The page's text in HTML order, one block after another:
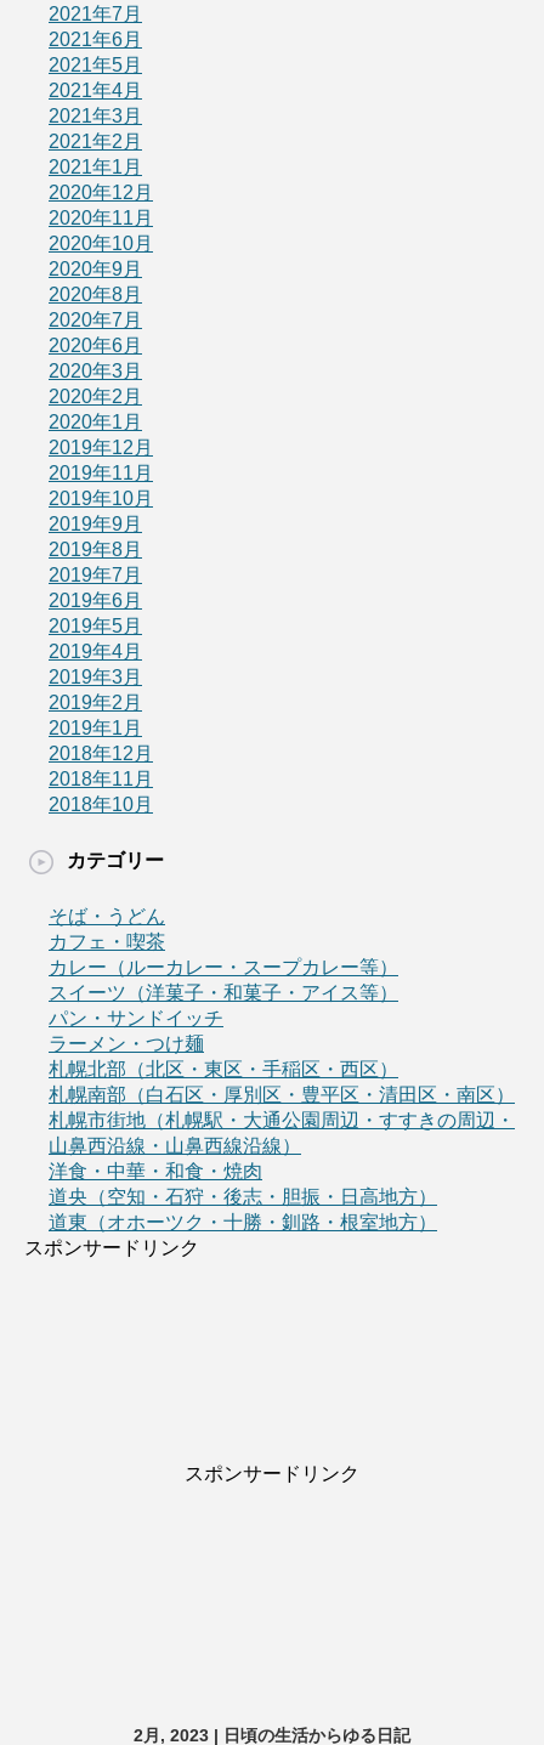
2021年7月
2021年6月
2021年5月
2021年4月
2021年3月
2021年2月
2021年1月
2020年12月
2020年11月
2020年10月
2020年9月
2020年8月
2020年7月
2020年6月
2020年3月
2020年2月
2020年1月
2019年12月
2019年11月
2019年10月
2019年9月
2019年8月
2019年7月
2019年6月
2019年5月
2019年4月
2019年3月
2019年2月
2019年1月
2018年12月
2018年11月
2018年10月
カテゴリー
そば・うどん
カフェ・喫茶
カレー（ルーカレー・スープカレー等）
スイーツ（洋菓子・和菓子・アイス等）
パン・サンドイッチ
ラーメン・つけ麺
札幌北部（北区・東区・手稲区・西区）
札幌南部（白石区・厚別区・豊平区・清田区・南区）
札幌市街地（札幌駅・大通公園周辺・すすきの周辺・
山鼻西沿線・山鼻西線沿線）
洋食・中華・和食・焼肉
道央（空知・石狩・後志・胆振・日高地方）
道東（オホーツク・十勝・釧路・根室地方）
スポンサードリンク
スポンサードリンク
2月, 2023 | 日頃の生活からゆる日記